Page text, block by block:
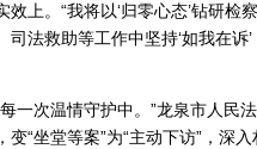
上。“我将以‘归零心态’钻研检
法救助等工作中坚持‘如我在诉
一次温情守护中。”龙泉市人民
“坐堂等案”为“主动下访”，深